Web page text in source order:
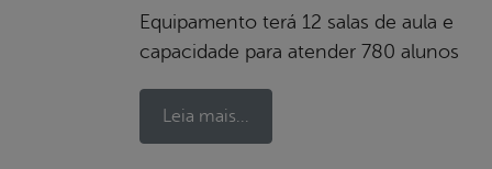
Equipamento terá 12 salas de aula e
capacidade para atender 780 alunos
Leia mais...